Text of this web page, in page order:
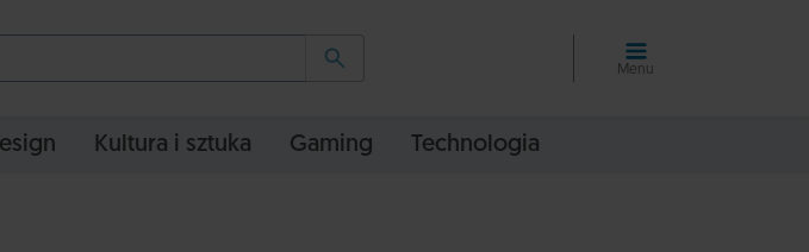
Menu
Kultura i sztuka Gaming Technologia